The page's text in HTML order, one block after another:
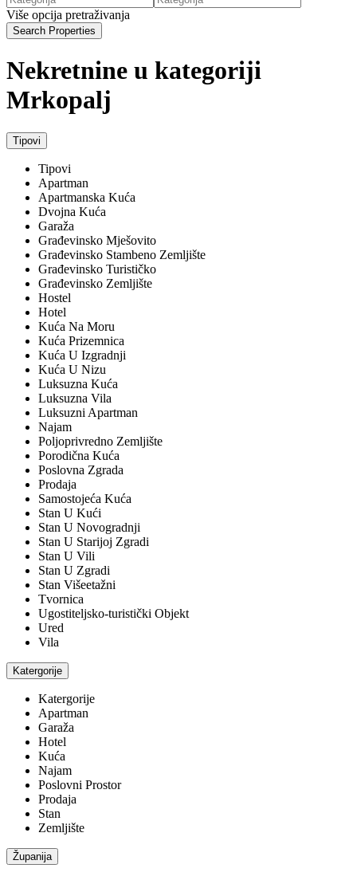
Više opcija pretraživanja
Search Properties
Nekretnine u kategoriji
Mrkopalj
Tipovi
Tipovi
Apartman
Apartmanska Kuća
Dvojna Kuća
Garaža
Građevinsko Mješovito
Građevinsko Stambeno Zemljište
Građevinsko Turističko
Građevinsko Zemljište
Hostel
Hotel
Kuća Na Moru
Kuća Prizemnica
Kuća U Izgradnji
Kuća U Nizu
Luksuzna Kuća
Luksuzna Vila
Luksuzni Apartman
Najam
Poljoprivredno Zemljište
Porodična Kuća
Poslovna Zgrada
Prodaja
Samostojeća Kuća
Stan U Kući
Stan U Novogradnji
Stan U Starijoj Zgradi
Stan U Vili
Stan U Zgradi
Stan Višeetažni
Tvornica
Ugostiteljsko-turistički Objekt
Ured
Vila
Katergorije
Katergorije
Apartman
Garaža
Hotel
Kuća
Najam
Poslovni Prostor
Prodaja
Stan
Zemljište
Županija